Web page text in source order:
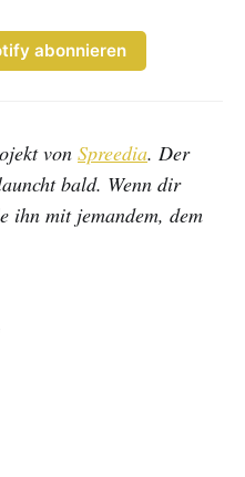
abonnieren
von Spreedia. Der
bald. Wenn dir
ihn mit jemandem, dem